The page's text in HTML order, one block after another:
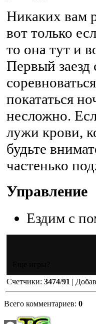
Никаких вам
вот только
то она тут и
Первый заезд
покататься
несложно.
лужи крови,
будьте
частенько
Управление
Ездим с
Счетчики: 3474/91 |
Всего комментариев: 0